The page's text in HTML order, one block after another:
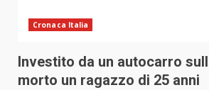
Cronaca Italia
Investito da un autocarro
morto un ragazzo di 25 anni